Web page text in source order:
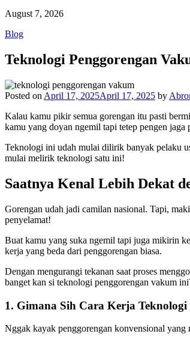
August 7, 2026
Blog
Teknologi Penggorengan
Posted on April 17, 2025April 17, 2025 by
Kalau kamu pikir semua gorengan itu pasti
kamu yang doyan ngemil tapi tetep pengen jaga
Teknologi ini udah mulai dilirik banyak pelaku
mulai melirik teknologi satu ini!
Saatnya Kenal Lebih Dekat
Gorengan udah jadi camilan nasional. Tapi,
penyelamat!
Buat kamu yang suka ngemil tapi juga mikirin
kerja yang beda dari penggorengan biasa.
Dengan mengurangi tekanan saat proses
banget kan si teknologi penggorengan vakum
1. Gimana Sih Cara Kerja Teknologi
Nggak kayak penggorengan konvensional yang